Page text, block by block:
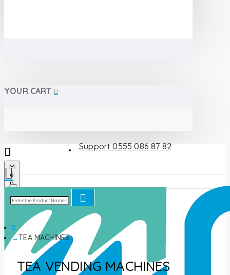
YOUR CART
Support 0555 086 87 82
M
e
n
TEA MACHINES
TEA VENDING MACHINES